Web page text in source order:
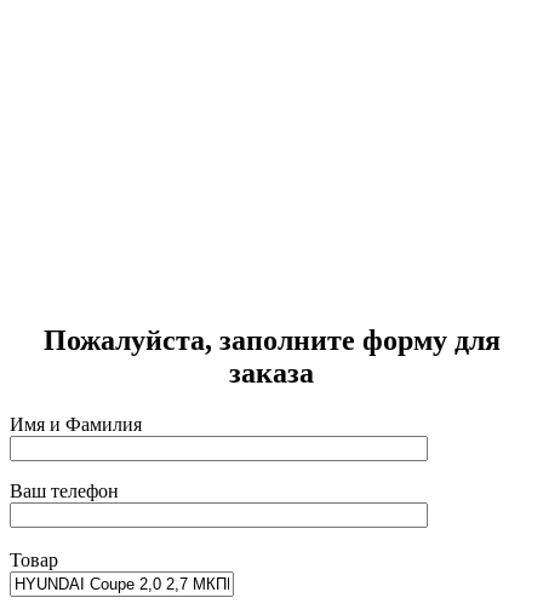
Пожалуйста, заполните форму для
заказа
Имя и Фамилия
Ваш телефон
Товар